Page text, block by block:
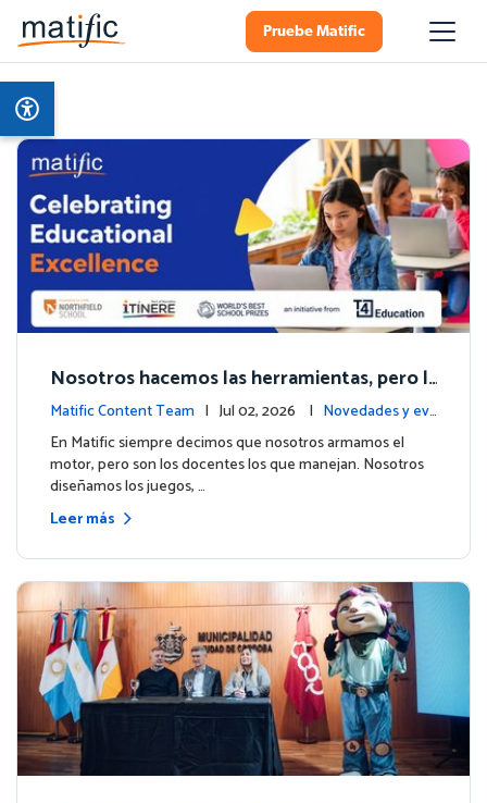
Pruebe Matific
Nosotros hacemos las herramientas, pero l
os colegios hacen la magia: Celebramos el h
ito de Northfield School en T4.
Matific Content Team | Jul 02, 2026 | Novedades y ev
entos
En Matific siempre decimos que nosotros armamos el
motor, pero son los docentes los que manejan. Nosotros
diseñamos los juegos, …
Leer más